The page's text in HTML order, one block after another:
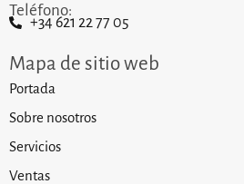
Teléfono:
+34 621 22 77 05
Mapa de sitio web
Portada
Sobre nosotros
Servicios
Ventas